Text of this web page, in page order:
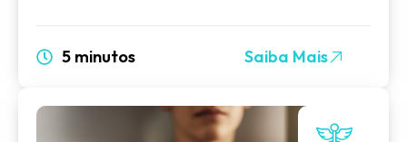
5 minutos Saiba Mais